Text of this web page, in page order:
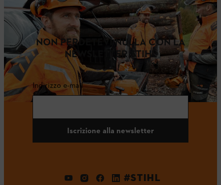
NON PERDETEVI NULLA CON LA
NEWSLETTER STIHL
Indirizzo e-mail
Iscrizione alla newsletter
#STIHL